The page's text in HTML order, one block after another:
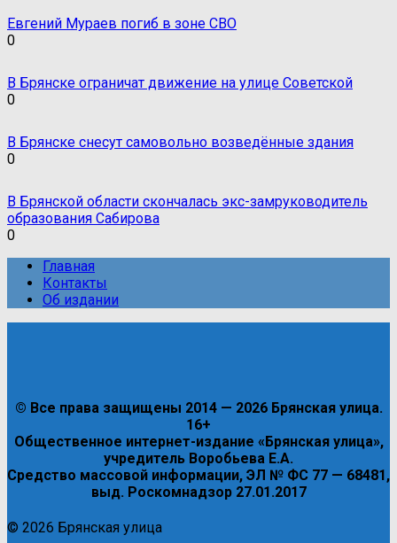
Евгений Мураев погиб в зоне СВО
0
В Брянске ограничат движение на улице Советской
0
В Брянске снесут самовольно возведённые здания
0
В Брянской области скончалась экс-замруководитель
образования Сабирова
0
Главная
Контакты
Об издании
© Все права защищены 2014 — 2026 Брянская улица.
16+
Общественное интернет-издание «Брянская улица»,
учредитель Воробьева Е.А.
Средство массовой информации, ЭЛ № ФС 77 — 68481,
выд. Роскомнадзор 27.01.2017
© 2026 Брянская улица